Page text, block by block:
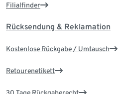
Filialfinder
Rücksendung & Reklamation
Kostenlose Rückgabe / Umtausch
Retourenetikett